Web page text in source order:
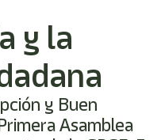
y la
y Buen
Asamblea